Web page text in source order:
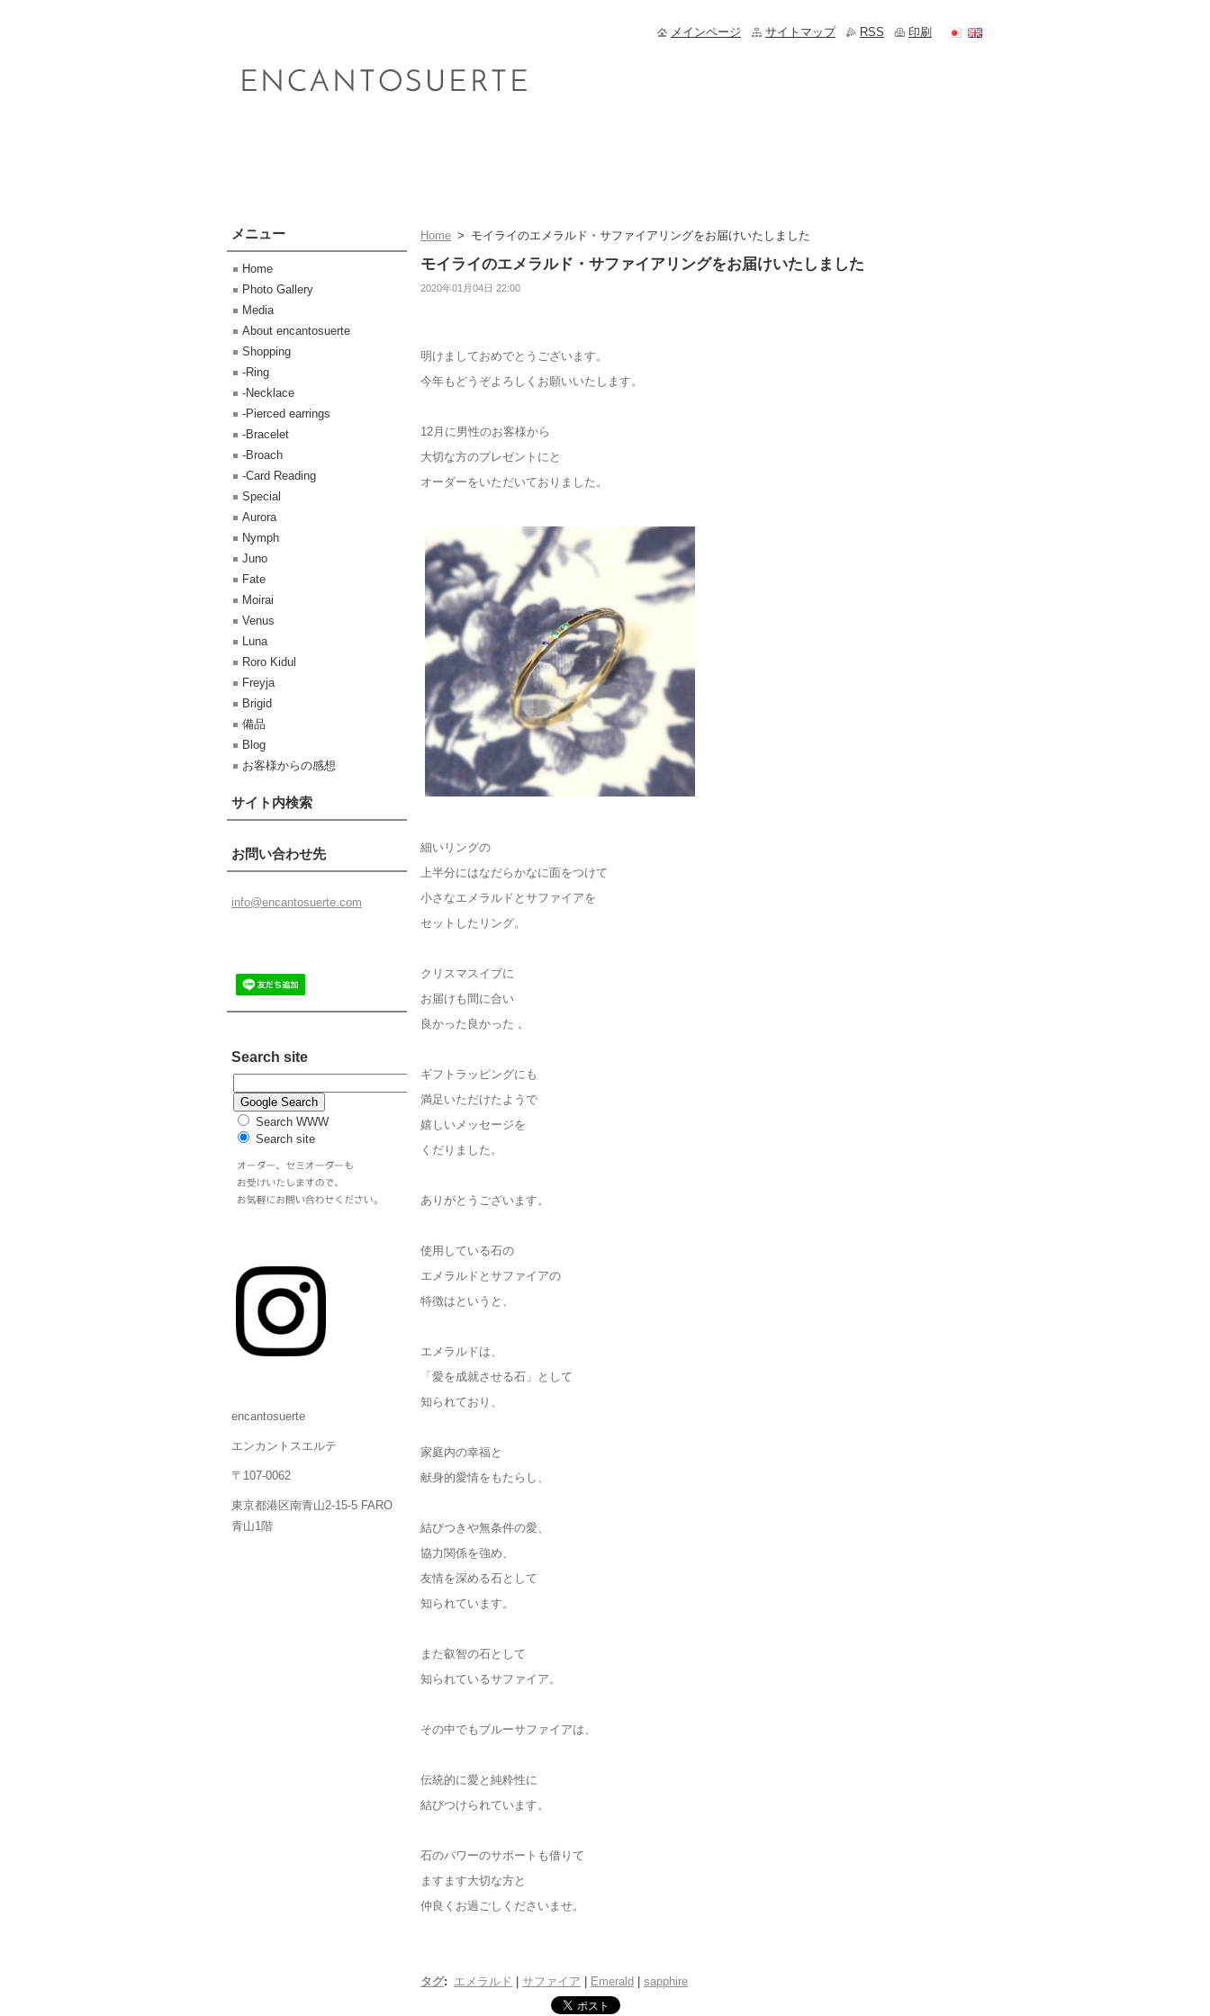
Home > モイライのエメラルド・サファイアリングをお届けいたしました
モイライのエメラルド・サファイアリングをお届けいたしました
2020年01月04日 22:00
明けましておめでとうございます。
今年もどうぞよろしくお願いいたします。
12月に男性のお客様から
大切な方のプレゼントにと
オーダーをいただいておりました。
細いリングの
上半分にはなだらかなに面をつけて
小さなエメラルドとサファイアを
セットしたリング。
クリスマスイブに
お届けも間に合い
良かった良かった 。
ギフトラッピングにも
満足いただけたようで
嬉しいメッセージを
くだりました。
ありがとうございます。
使用している石の
エメラルドとサファイアの
特徴はというと、
エメラルドは、
「愛を成就させる石」として
知られており、
家庭内の幸福と
献身的愛情をもたらし、
結びつきや無条件の愛、
協力関係を強め、
友情を深める石として
知られています。
また叡智の石として
知られているサファイア。
その中でもブルーサファイアは、
伝統的に愛と純粋性に
結びつけられています。
石のパワーのサポートも借りて
ますます大切な方と
仲良くお過ごしくださいませ。
タグ: エメラルド サファイア Emerald sapphire
メニュー
Home
Photo Gallery
Media
About encantosuerte
Shopping
-Ring
-Necklace
-Pierced earrings
-Bracelet
-Broach
-Card Reading
Special
Aurora
Nymph
Juno
Fate
Moirai
Venus
Luna
Roro Kidul
Freyja
Brigid
備品
Blog
お客様からの感想
サイト内検索
お問い合わせ先
info@encantosuerte.com
Search site
Search WWW
Search site
encantosuerte
エンカントスエルテ
〒107-0062
東京都港区南青山2-15-5 FARO
青山1階
メインページ サイトマップ RSS 印刷